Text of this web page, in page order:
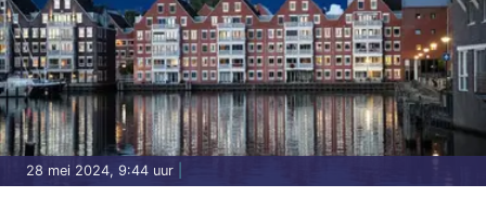
28 mei 2024, 9:44 uur